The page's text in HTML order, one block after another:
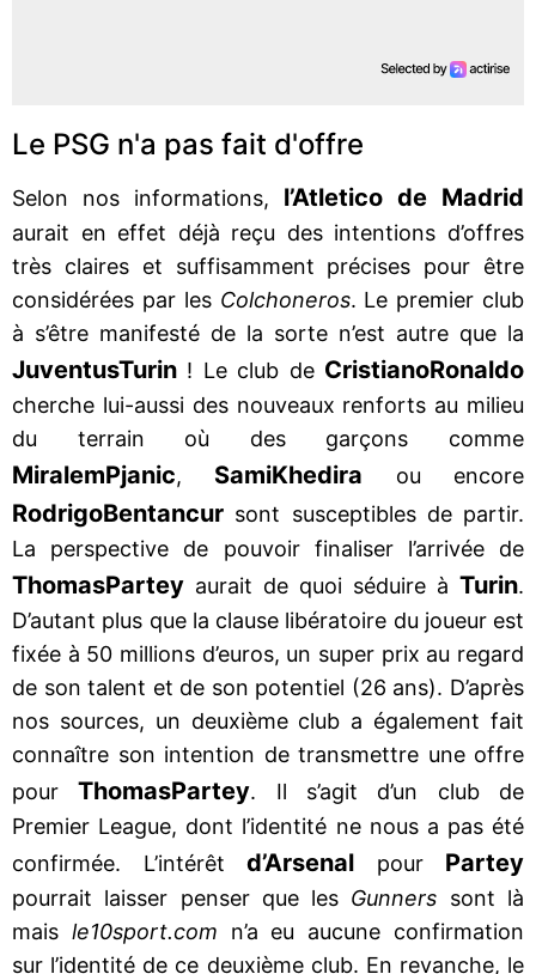
Le PSG n'a pas fait d'offre
Selon nos informations, l’Atletico de Madrid
aurait en effet déjà reçu des intentions d’offres
très claires et suffisamment précises pour être
considérées par les Colchoneros. Le premier club
à s’être manifesté de la sorte n’est autre que la
JuventusTurin ! Le club de CristianoRonaldo
cherche lui-aussi des nouveaux renforts au milieu
du terrain où des garçons comme
MiralemPjanic, SamiKhedira ou encore
RodrigoBentancur sont susceptibles de partir.
La perspective de pouvoir finaliser l’arrivée de
ThomasPartey aurait de quoi séduire à Turin.
D’autant plus que la clause libératoire du joueur est
fixée à 50 millions d’euros, un super prix au regard
de son talent et de son potentiel (26 ans). D’après
nos sources, un deuxième club a également fait
connaître son intention de transmettre une offre
pourThomasPartey. Il s’agit d’un club de
Premier League, dont l’identité ne nous a pas été
confirmée. L’intérêt d’Arsenal pour Partey
pourrait laisser penser que les Gunners sont là
mais le10sport.com n’a eu aucune confirmation
sur l’identité de ce deuxième club. En revanche, le